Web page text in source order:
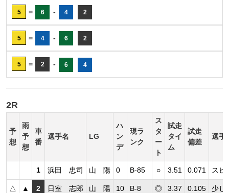
5 = 6 - 4 2
5 = 4 - 6 2
5 = 2 - 6 4
2R
予
想
雨
予
想
車
番
選手名 LG
ハ
ン
デ
現ラ
ンク
ス
タ
ー
ト
試走
タイ
ム
試走
偏差
選手
1 浜田 忠司 山 陽 0 B-85 ○ 3.51 0.071 スピ
△ ▲ 2 日室 志郎 山 陽 10 B-8 ◎ 3.37 0.105 少し